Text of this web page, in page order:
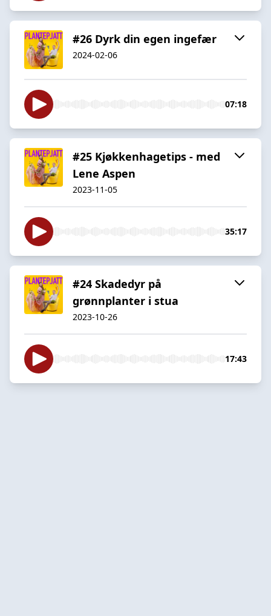
#26 Dyrk din egen ingefær
2024-02-06
07:18
#25 Kjøkkenhagetips - med
Lene Aspen
2023-11-05
35:17
#24 Skadedyr på
grønnplanter i stua
2023-10-26
17:43